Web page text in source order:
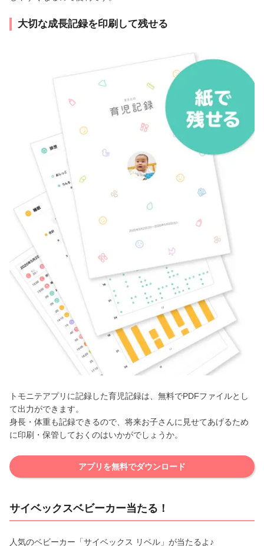
大切な成長記録を印刷して残せる
トモニテアプリに記録した育児記録は、無料でPDFファイルとし
て出力ができます。
身長・体重も記録できるので、将来お子さんに見せてあげるため
に印刷・保管しておくのはいかがでしょうか。
アプリを無料でダウンロード
サイベックスベビーカー当たる！
人気のベビーカー「サイベックス リベル」が当たるよ♪